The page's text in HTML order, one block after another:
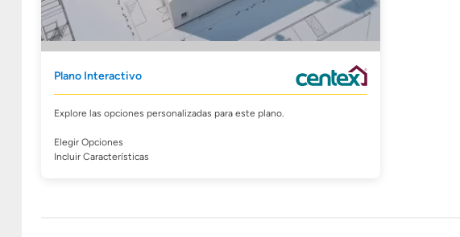
Plano Interactivo
Explore las opciones personalizadas para este plano.
Elegir Opciones
Incluir Características